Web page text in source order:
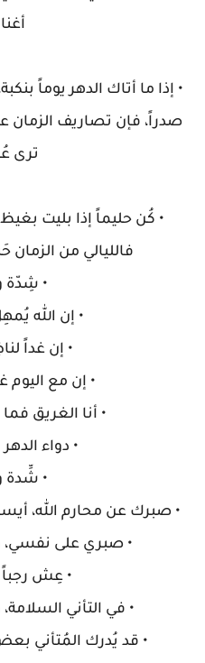
• إذا ما أتاك الدهر يوماً
صدراً، فإن تصاريف الزمان
ترى
• كُن حليماً إذا بليت
فالليالي من الزمان
• شِدّة
• إن الله
• إن غداً
• إن مع اليوم
• أنا الغريق
• دواء
• شِّدة
• صبرك عن محارم الله،
• صبري على نفسي،
• عِش رجباً
• في التأني
• قد يُدرك المُتأني